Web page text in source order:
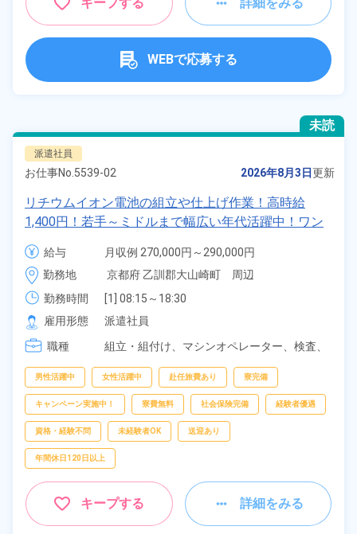
WEBで応募する
未読
派遣社員
お仕事No. 5539-02 2026年8月3日更新
リチウムイオン電池の組立や仕上げ作業！高時給
1,400円！若手～ミドルまで幅広い年代活躍中！ワン
ルーム寮完備＆赴任寮費会社負担！正社員登用制度あ
り◎日払いOK！《京都府大山崎町》
給与
月収例 270,000円～290,000円
時給 1,400円～1,400円
勤務地
京都府 乙訓郡大山崎町　周辺
勤務時間
[1] 08:15～18:30
[2] 20:15～06:30
[3] 08:15～17:00
[4] 20:15～05:00
雇用形態
派遣社員
職種
組立・組付け、 マシンオペレーター、 検査、
男性活躍中 女性活躍中 赴任旅費あり 寮完備
キャンペーン実施中！ 寮費無料 社会保険完備 経験者優遇
資格・経験不問 未経験者OK 送迎あり
年間休日120日以上
キープする 詳細をみる